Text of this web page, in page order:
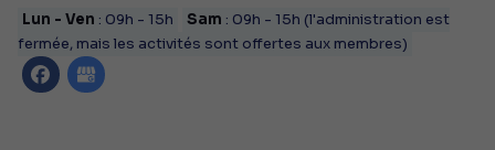
Lun - Ven : 09h - 15h Sam : 09h - 15h (l'administration est
fermée, mais les activités sont offertes aux membres)